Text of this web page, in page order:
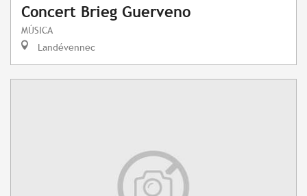
Concert Brieg Guerveno
MÚSICA
Landévennec